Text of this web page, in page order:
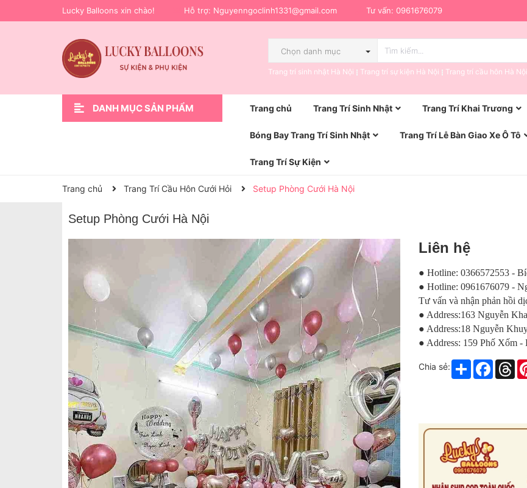
Lucky Balloons xin chào! Hỗ trợ: Nguyenngoclinh1331@gmail.com Tư vấn: 0961676079
Chọn danh mục
Trang trí sinh nhật Hà Nội Trang trí sự kiện Hà Nội Trang trí cầu hôn Hà Nội
DANH MỤC SẢN PHẨM Trang chủ Trang Trí Sinh Nhật Trang Trí Khai Trương
Bóng Bay Trang Trí Sinh Nhật Trang Trí Lễ Bàn Giao Xe Ô Tô
Trang Trí Sự Kiện
Trang chủ Trang Trí Cầu Hôn Cưới Hỏi Setup Phòng Cưới Hà Nội
Setup Phòng Cưới Hà Nội
Liên hệ
● Hotline: 0366572553 -
● Hotline: 0961676079 -
Tư vấn và nhận phản hồi
● Address:163 Nguyễn
● Address:18 Nguyễn
● Address: 159 Phố Xốm
Chia sẻ: Share